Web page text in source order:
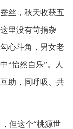
丝，秋天收获五
里没有苛捐杂
心斗角，男女老
“怡然自乐”。人
助，同呼吸、共
但这个“桃源世